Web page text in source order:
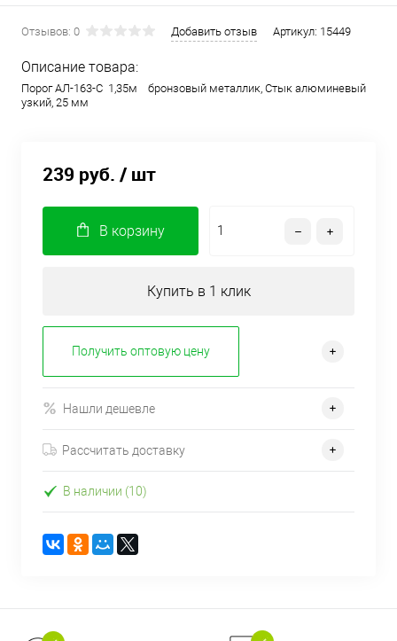
Отзывов: 0 Добавить отзыв Артикул: 15449
Описание товара:
Порог АЛ-163-С 1,35м бронзовый металлик, Стык алюминевый
узкий, 25 мм
239 руб. / шт
В корзину
Купить в 1 клик
Получить оптовую цену
Нашли дешевле
Рассчитать доставку
В наличии (10)